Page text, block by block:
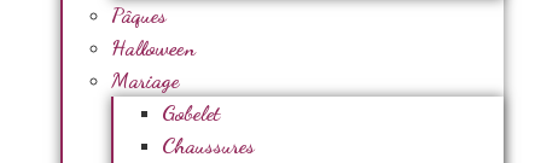
Pâques
Halloween
Mariage
Gobelet
Chaussures